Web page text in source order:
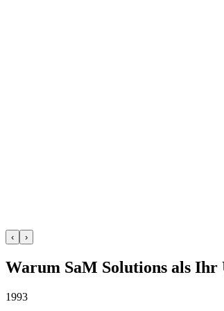
‹ ›
Warum SaM Solutions als
1993